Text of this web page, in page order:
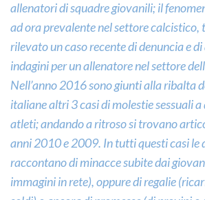
allenatori di squadre giovanili; il
ad ora prevalente nel settore
rilevato un caso recente di denuncia e
indagini per un allenatore nel settore
Nell’anno 2016 sono giunti alla ribalta
italiane altri 3 casi di molestie sessuali
atleti; andando a ritroso si trovano
anni 2010 e 2009. In tutti questi casi le
raccontano di minacce subite dai
immagini in rete), oppure di regalie